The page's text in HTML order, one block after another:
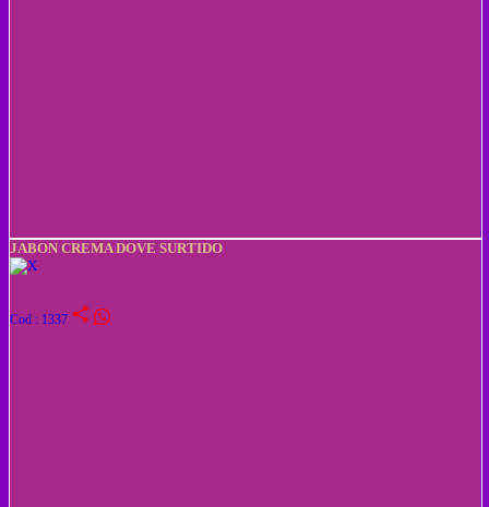
JABON CREMA DOVE SURTIDO
Cod : 1337 share